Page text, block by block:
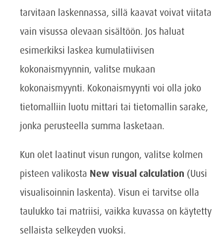
tarvitaan laskennassa, sillä kaavat voivat viitata
vain visussa olevaan sisältöön. Jos haluat
esimerkiksi laskea kumulatiivisen
kokonaismyynnin, valitse mukaan
kokonaismyynti. Kokonaismyynti voi olla joko
tietomalliin luotu mittari tai tietomallin sarake,
jonka perusteella summa lasketaan.
Kun olet laatinut visun rungon, valitse kolmen
pisteen valikosta New visual calculation (Uusi
visualisoinnin laskenta). Visun ei tarvitse olla
taulukko tai matriisi, vaikka kuvassa on käytetty
sellaista selkeyden vuoksi.